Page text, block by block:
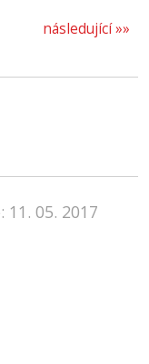
následující »»
05. 2017